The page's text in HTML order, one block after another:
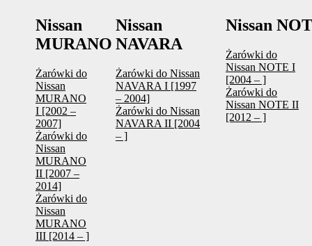
Nissan
MURANO
Żarówki do
Nissan
MURANO
I [2002 –
2007]
Żarówki do
Nissan
MURANO
II [2007 –
2014]
Żarówki do
Nissan
MURANO
III [2014 – ]
Nissan
NAVARA
Żarówki do Nissan
NAVARA I [1997
– 2004]
Żarówki do Nissan
NAVARA II [2004
– ]
Nissan
Żarówki do
Nissan NOTE I
[2004 – ]
Żarówki do
Nissan NOTE II
[2012 – ]